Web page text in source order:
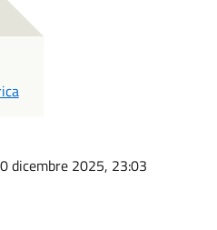
dicembre 2025, 23:03